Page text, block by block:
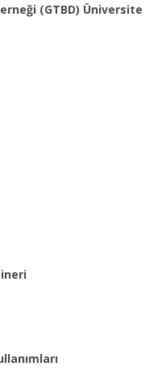
(GTBD) Üniversite